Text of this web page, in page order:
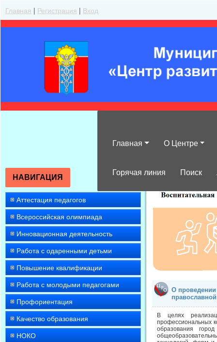
Главная | Регистрация | Вход
Главная О Центре
Горячая линия Поиск
НАВИГАЦИЯ
Аттестация педагогов
Всероссийская олимпиада
Инновационная деятельность
Работа с одаренными детьми
Повышение квалификации
Работа с молодыми педагогами
Профориентация
Качество образования
НОКО
О проведении
В целях
профессиональных
образования